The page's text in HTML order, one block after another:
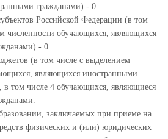
гражданами) - 0
Российской Федерации (в том
численности обучающихся, являющихся
- 0
(в том числе с выделением
являющихся иностранными
в том числе 4 обучающихся, являющиеся
заключаемых при приеме на
физических и (или) юридических